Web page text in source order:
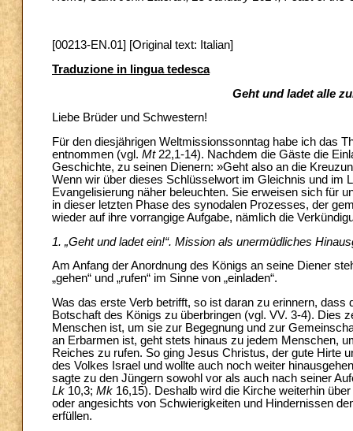
[00213-EN.01] [Original text: Italian]
Traduzione in lingua tedesca
Geht und ladet alle
Liebe Brüder und Schwestern!
Für den diesjährigen Weltmissionssonntag habe ich das
entnommen (vgl. Mt22,1-14). Nachdem die Gäste die
Geschichte, zu seinen Dienern: »Geht also an die
Wenn wir über dieses Schlüsselwort im Gleichnis und im
Evangelisierung näher beleuchten. Sie erweisen sich für
in dieser letzten Phase des synodalen Prozesses, der
wieder auf ihre vorrangige Aufgabe, nämlich die
1. „Geht und ladet ein!“. Mission als unermüdliches
Am Anfang der Anordnung des Königs an seine Diener
„gehen“ und „rufen“ im Sinne von „einladen“.
Was das erste Verb betrifft, so ist daran zu erinnern,
Botschaft des Königs zu überbringen (vgl. VV. 3-4). Dies
Menschen ist, um sie zur Begegnung und zur
an Erbarmen ist, geht stets hinaus zu jedem Menschen,
Reiches zu rufen. So ging Jesus Christus, der gute Hirte
des Volkes Israel und wollte auch noch weiter
sagte zu den Jüngern sowohl vor als auch nach seiner
Lk 10,3; Mk 16,15). Deshalb wird die Kirche weiterhin
oder angesichts von Schwierigkeiten und Hindernissen
erfüllen.